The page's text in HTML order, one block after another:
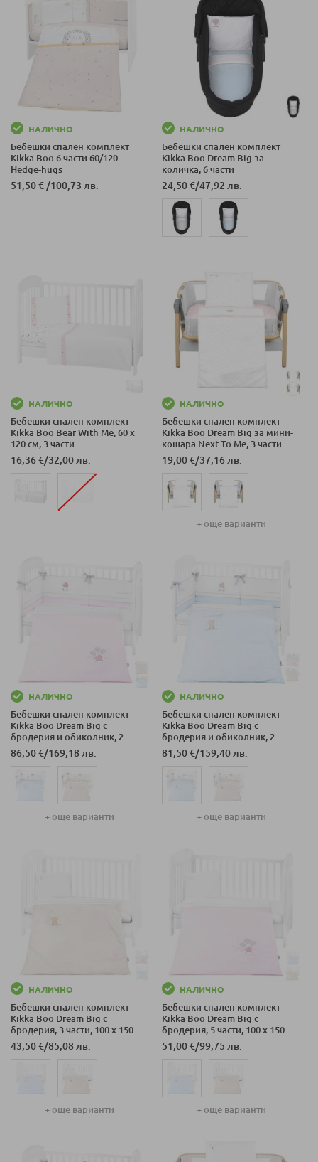
НАЛИЧНО
Бебешки спален комплект
Kikka Boo 6 части 60/120
Hedge-hugs
51,50 € /100,73 лв.
НАЛИЧНО
Бебешки спален комплект
Kikka Boo Dream Big за
количка, 6 части
24,50 €/47,92 лв.
НАЛИЧНО
Бебешки спален комплект
Kikka Boo Bear With Me, 60 х
120 см, 3 части
16,36 €/32,00 лв.
НАЛИЧНО
Бебешки спален комплект
Kikka Boo Dream Big за мини-
кошара Next To Me, 3 части
19,00 €/37,16 лв.
+ още варианти
НАЛИЧНО
Бебешки спален комплект
Kikka Boo Dream Big с
бродерия и обиколник, 2
части, 70 х 140 см.
86,50 €/169,18 лв.
+ още варианти
НАЛИЧНО
Бебешки спален комплект
Kikka Boo Dream Big с
бродерия и обиколник, 2
части, 60 х 120 см.
81,50 €/159,40 лв.
+ още варианти
НАЛИЧНО
Бебешки спален комплект
Kikka Boo Dream Big с
бродерия, 3 части, 100 х 150
см.
43,50 €/85,08 лв.
+ още варианти
НАЛИЧНО
Бебешки спален комплект
Kikka Boo Dream Big с
бродерия, 5 части, 100 х 150
см.
51,00 €/99,75 лв.
+ още варианти